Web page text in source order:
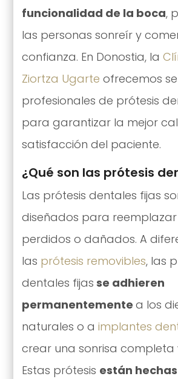
funcionalidad de la boca,
las personas sonreír y
confianza. En Donostia, la
Ziortza Ugarte ofrecemos
profesionales de prótesis
para garantizar la mejor
satisfacción del paciente.
¿Qué son las prótesis
Las prótesis dentales fijas
diseñados para reemplazar
perdidos o dañados. A
las prótesis removibles, las
dentales fijas se adhieren
permanentemente a los
naturales o a implantes
crear una sonrisa completa
Estas prótesis están